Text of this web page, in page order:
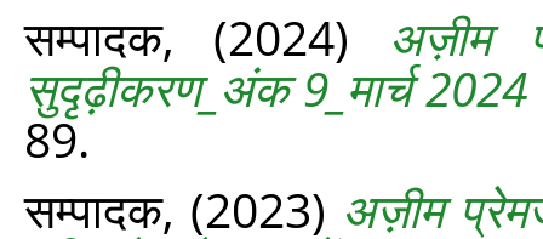
सम्‍पादक, (2024) अज़ीम
सुदृढ़ीकरण_अंक 9_मार्च 2024
89.
सम्‍पादक, (2023) अज़ीम